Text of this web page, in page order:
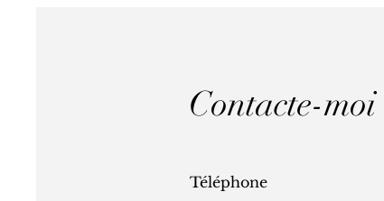
Contacte-
Téléphone